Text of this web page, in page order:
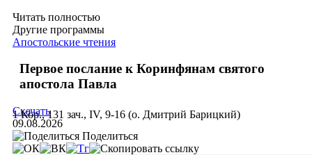
Читать полностью
Другие программы
Апостольские чтения
Первое послание к Коринфянам святого
апостола Павла
1 Кор., 131 зач., IV, 9-16 (о. Дмитрий Барицкий)
Скачать
09.08.2026
Поделиться